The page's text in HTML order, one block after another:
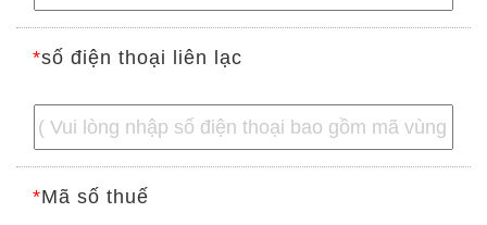
*số điện thoại liên lạc
*Mã số thuế